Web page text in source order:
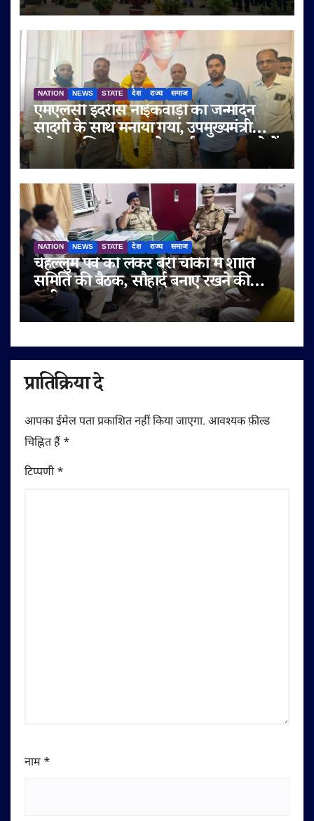
NATION NEWS STATE देश राज्य समाज
एमएलसी इदरीस नाईकवाड़ी का जन्मदिन
सादगी के साथ मनाया गया, उपमुख्यमंत्री
सुनेत्रा अजित पवार समेत कई गणमान्य लोगों
ने दी शुभकामनाएं
NATION NEWS STATE देश राज्य समाज
चेहल्लुम पर्व को लेकर बेरी चौकी में शांति
समिति की बैठक, सौहार्द बनाए रखने की
अपील
प्रातिक्रिया दे
आपका ईमेल पता प्रकाशित नहीं किया जाएगा. आवश्यक फ़ील्ड
चिह्नित हैं *
टिप्पणी*
नाम *